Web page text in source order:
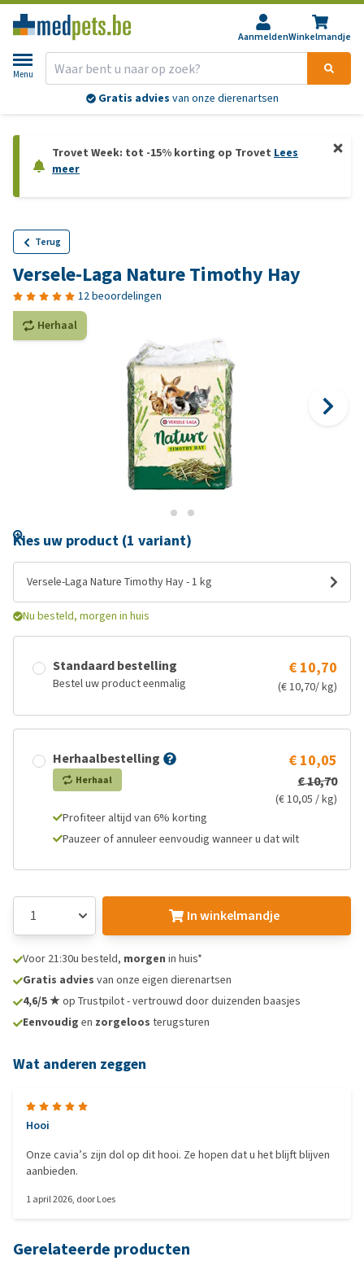
AanmeldenWinkelmandje
Menu
Gratis advies van onze dierenartsen
Trovet Week: tot -15% korting op Trovet Lees
meer
Terug
Versele-Laga Nature Timothy Hay
12 beoordelingen
Herhaal
Kies uw product (1 variant)
Versele-Laga Nature Timothy Hay - 1 kg
Nu besteld, morgen in huis
Standaard bestelling
Bestel uw product eenmalig
€ 10,70
(€ 10,70/ kg)
Herhaalbestelling
Herhaal
€ 10,05
€ 10,70
(€ 10,05 / kg)
Profiteer altijd van 6% korting
Pauzeer of annuleer eenvoudig wanneer u dat wilt
In winkelmandje
Voor 21:30u besteld, morgen in huis*
Gratis advies van onze eigen dierenartsen
4,6/5 ★op Trustpilot - vertrouwd door duizenden baasjes
Eenvoudig en zorgeloos terugsturen
Wat anderen zeggen
Hooi
Onze cavia’s zijn dol op dit hooi. Ze hopen dat u het blijft blijven
aanbieden.
1 april 2026, doorLoes
Gerelateerde producten